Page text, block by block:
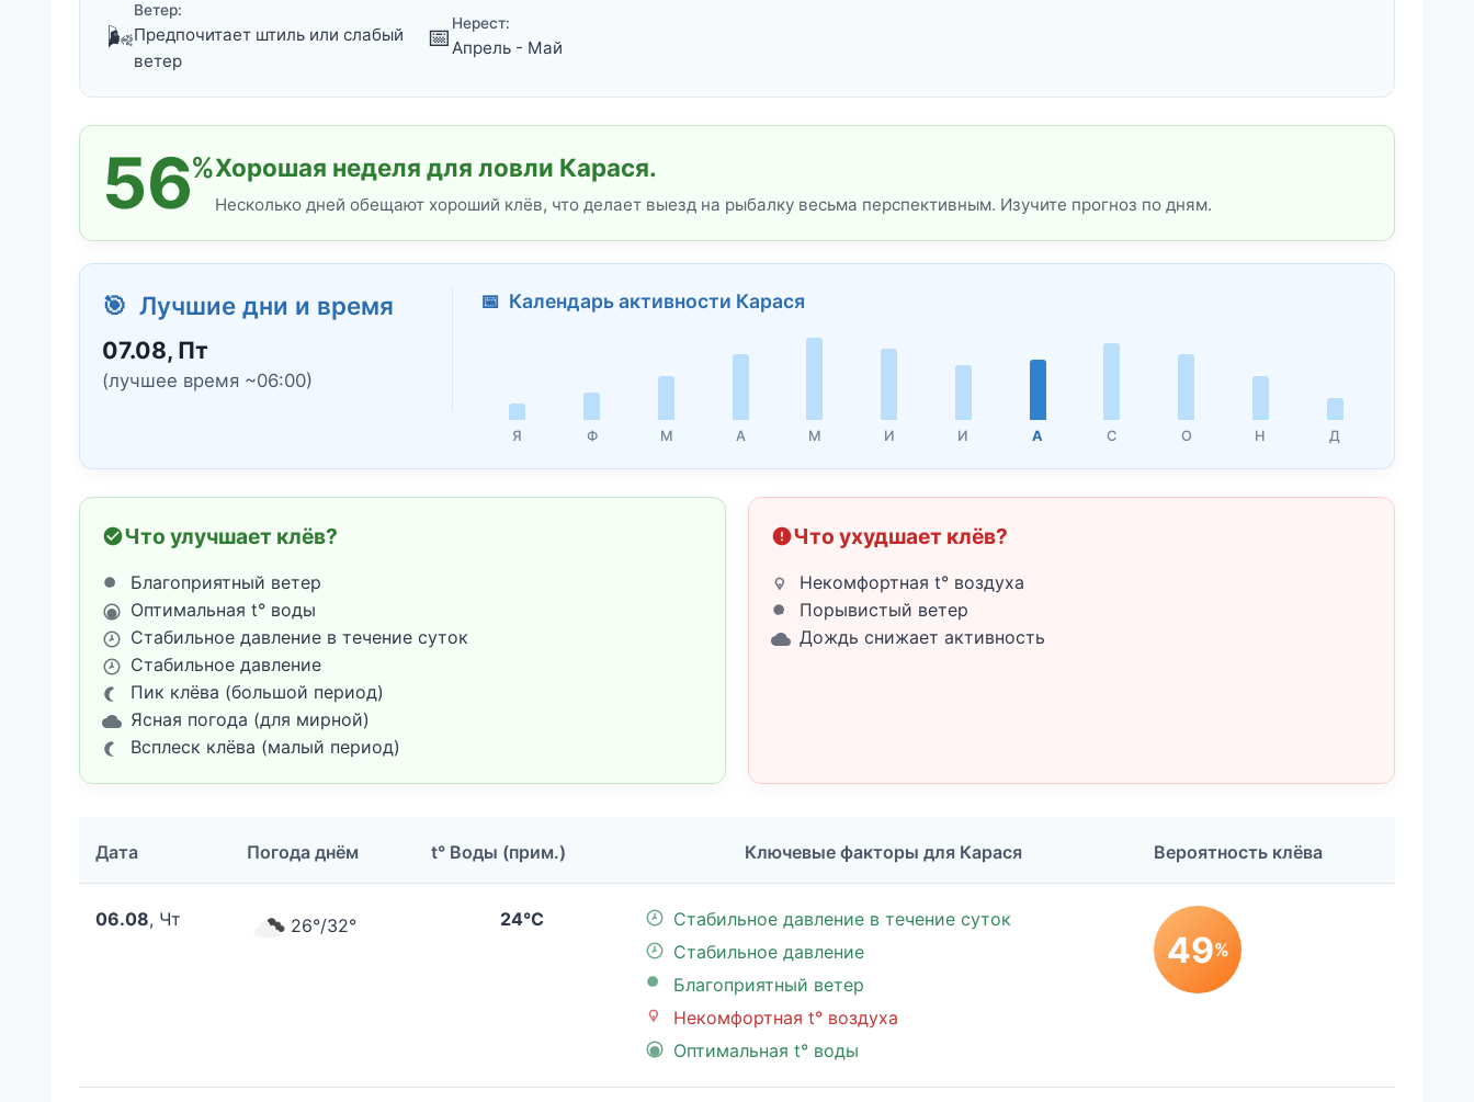
🌬️
Ветер:
Предпочитает штиль или слабый
ветер
📅 Нерест:
Апрель - Май
56%Хорошая неделя для ловли Карася.
Несколько дней обещают хороший клёв, что делает выезд на рыбалку весьма перспективным. Изучите прогноз по дням.
🎯 Лучшие дни и время
07.08, Пт
(лучшее время ~06:00)
📅 Календарь активности Карася
Я Ф М А М И И А С О Н Д
Что улучшает клёв?
Благоприятный ветер
Оптимальная t° воды
Стабильное давление в течение суток
Стабильное давление
Пик клёва (большой период)
Ясная погода (для мирной)
Всплеск клёва (малый период)
Что ухудшает клёв?
Некомфортная t° воздуха
Порывистый ветер
Дождь снижает активность
Дата Погода днём t° Воды (прим.) Ключевые факторы для Карася Вероятность клёва
06.08, Чт 26°/32° 24°C
Стабильное давление в течение суток
Стабильное давление
Благоприятный ветер
Некомфортная t° воздуха
Оптимальная t° воды
49%